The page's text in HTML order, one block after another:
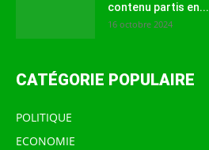
contenu partis en...
16 octobre 2024
CATÉGORIE POPULAIRE
POLITIQUE
ECONOMIE